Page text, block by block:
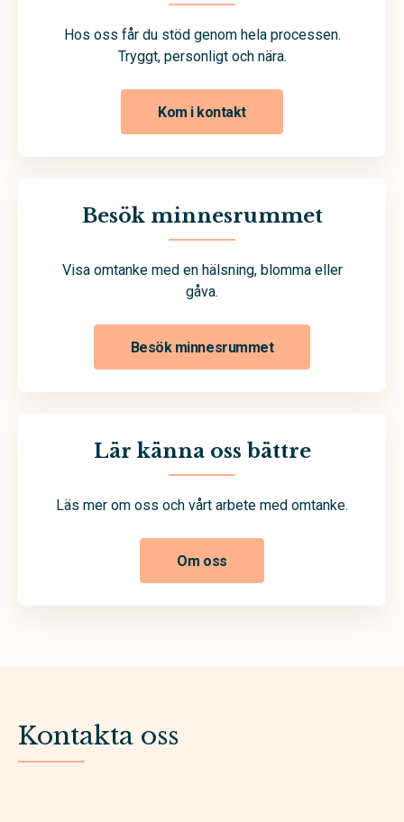
Hos oss får du stöd genom hela processen.
Tryggt, personligt och nära.
Kom i kontakt
Besök minnesrummet
Visa omtanke med en hälsning, blomma eller
gåva.
Besök minnesrummet
Lär känna oss bättre
Läs mer om oss och vårt arbete med omtanke.
Om oss
Kontakta oss